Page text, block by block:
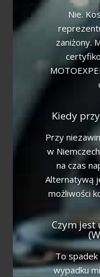
Nie.
zaniżony.
Kiedy
Przy
w
na czas
Alternatywą
możliwości
Czym
To
wypadku